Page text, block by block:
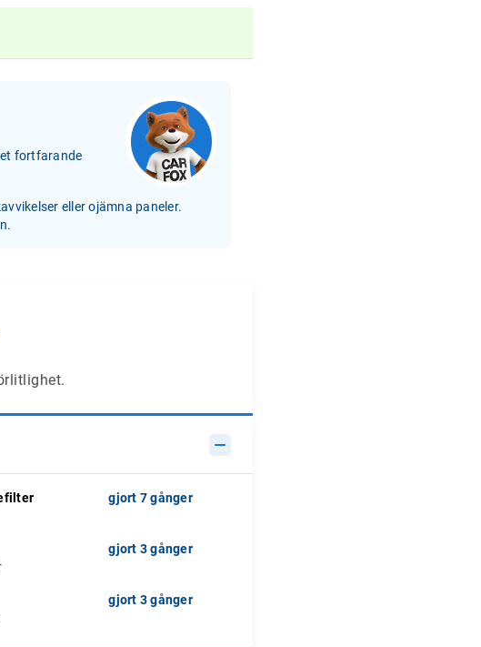
fortfarande
eller ojämna paneler.
gjort 7 gånger
gjort 3 gånger
gjort 3 gånger